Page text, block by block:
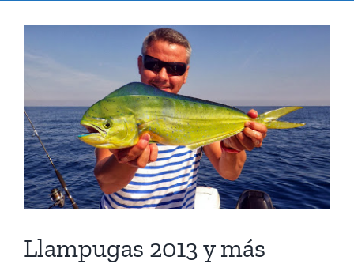
imagen
grande
Llampugas 2013 y más